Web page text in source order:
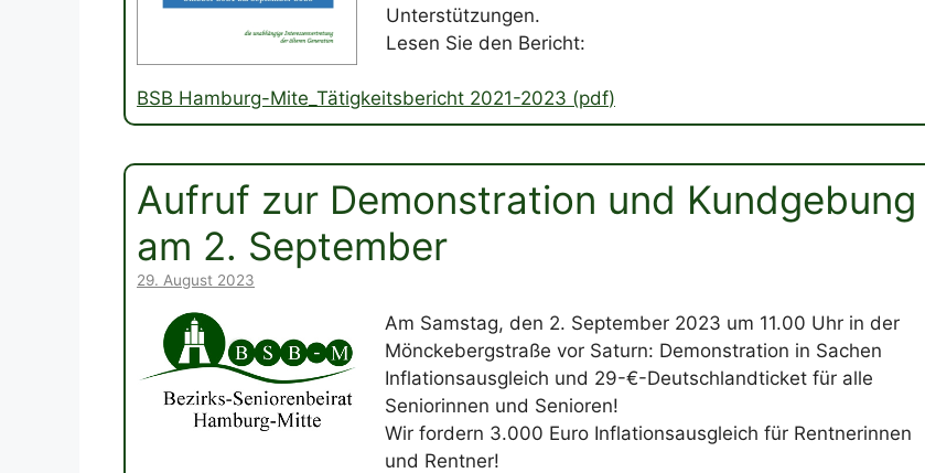
Unterstützungen.
Lesen Sie den Bericht:
BSB Hamburg-Mite_Tätigkeitsbericht 2021-2023 (pdf)
Aufruf zur Demonstration und Kundgebung
am 2. September
29. August 2023
Am Samstag, den 2. September 2023 um 11.00 Uhr in der
Mönckebergstraße vor Saturn: Demonstration in Sachen
Inflationsausgleich und 29-€-Deutschlandticket für alle
Seniorinnen und Senioren!
Wir fordern 3.000 Euro Inflationsausgleich für Rentnerinnen
und Rentner!